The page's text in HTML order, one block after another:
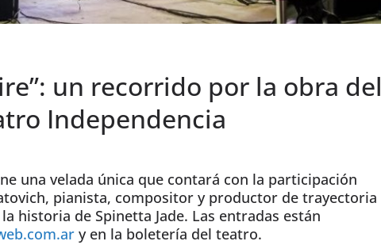
un recorrido por la obra del
Independencia
una velada única que contará con la participación
pianista, compositor y productor de trayectoria
historia de Spinetta Jade. Las entradas están
y en la boletería del teatro.